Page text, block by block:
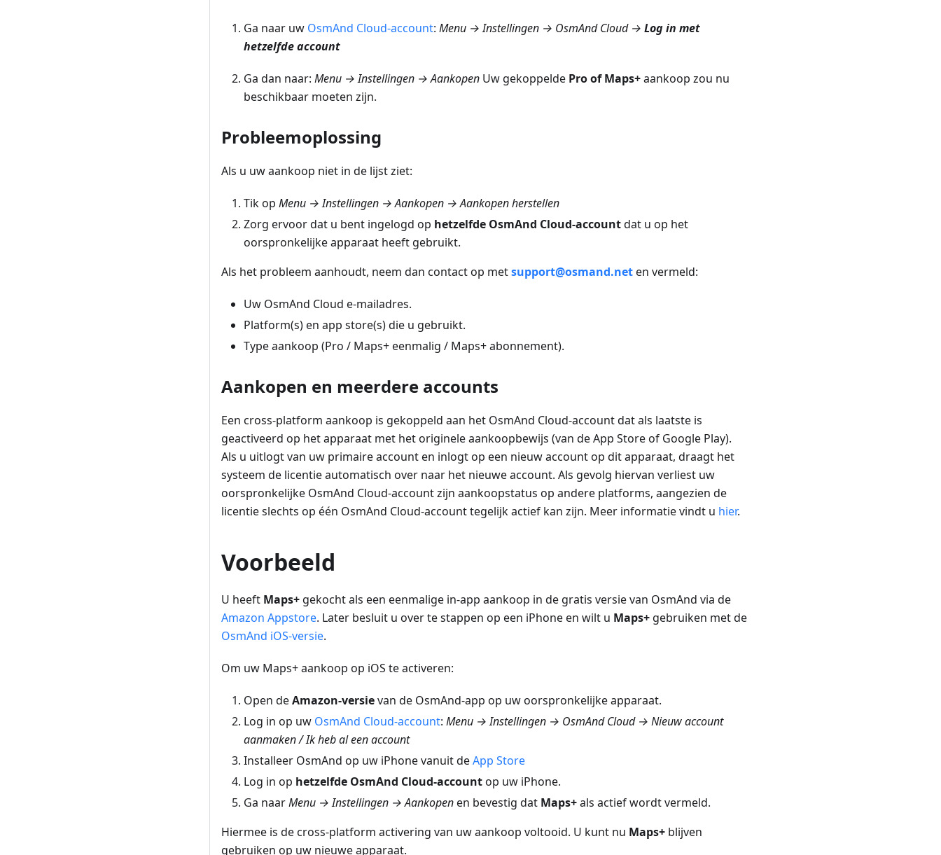
Ga naar uw OsmAnd Cloud-account: Menu → Instellingen → OsmAnd Cloud → Log in met
hetzelfde account
Ga dan naar: Menu → Instellingen → Aankopen Uw gekoppelde Pro of Maps+aankoop zou nu
beschikbaar moeten zijn.
Probleemoplossing
Als u uw aankoop niet in de lijst ziet:
Tik op Menu → Instellingen → Aankopen → Aankopen herstellen
Zorg ervoor dat u bent ingelogd op hetzelfde OsmAnd Cloud-accountdat u op het
oorspronkelijke apparaat heeft gebruikt.
Als het probleem aanhoudt, neem dan contact op metsupport@osmand.neten vermeld:
Uw OsmAnd Cloud e-mailadres.
Platform(s) en app store(s) die u gebruikt.
Type aankoop (Pro / Maps+ eenmalig / Maps+ abonnement).
Aankopen en meerdere accounts
Een cross-platform aankoop is gekoppeld aan het OsmAnd Cloud-account dat als laatste is
geactiveerd op het apparaat met het originele aankoopbewijs (van de App Store of Google Play).
Als u uitlogt van uw primaire account en inlogt op een nieuw account op dit apparaat, draagt het
systeem de licentie automatisch over naar het nieuwe account. Als gevolg hiervan verliest uw
oorspronkelijke OsmAnd Cloud-account zijn aankoopstatus op andere platforms, aangezien de
licentie slechts op één OsmAnd Cloud-account tegelijk actief kan zijn. Meer informatie vindt u hier.
Voorbeeld
U heeft Maps+ gekocht als een eenmalige in-app aankoop in de gratis versie van OsmAnd via de
Amazon Appstore. Later besluit u over te stappen op een iPhone en wilt u Maps+ gebruiken met de
OsmAnd iOS-versie.
Om uw Maps+ aankoop op iOS te activeren:
Open deAmazon-versievan de OsmAnd-app op uw oorspronkelijke apparaat.
Log in op uw OsmAnd Cloud-account: Menu → Instellingen → OsmAnd Cloud → Nieuw account
aanmaken / Ik heb al een account
Installeer OsmAnd op uw iPhone vanuit deApp Store
Log in op hetzelfde OsmAnd Cloud-accountop uw iPhone.
Ga naarMenu → Instellingen → Aankopenen bevestig dat Maps+als actief wordt vermeld.
Hiermee is de cross-platform activering van uw aankoop voltooid. U kunt nu Maps+ blijven
gebruiken op uw nieuwe apparaat.